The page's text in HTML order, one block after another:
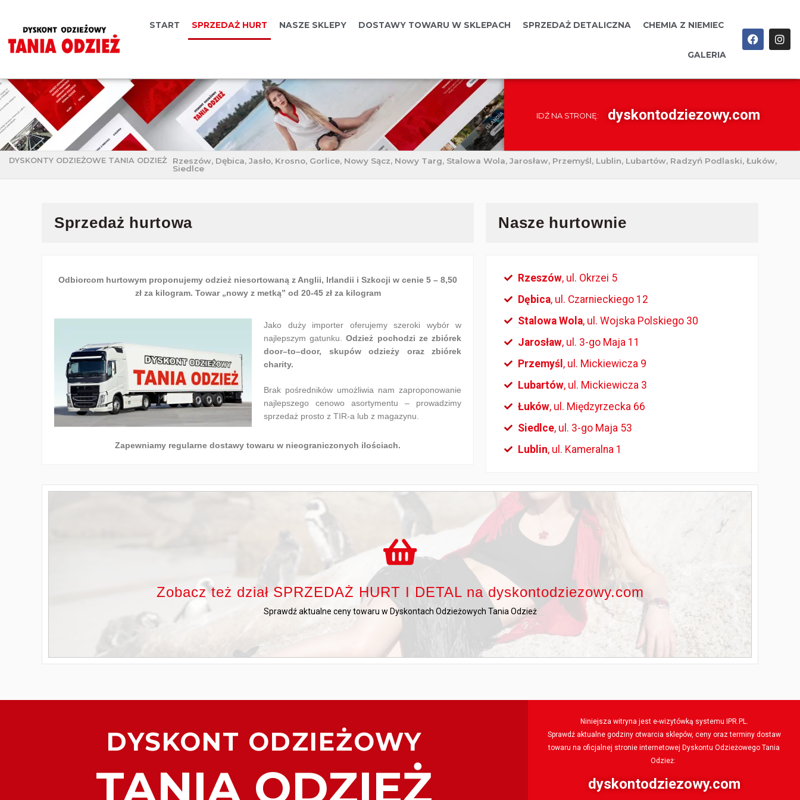
START SPRZEDAŻ HURT NASZE SKLEPY DOSTAWY TOWARU W SKLEPACH SPRZEDAŻ DETALICZNA CHEMIA Z NIEMIEC
GALERIA
IDŹ NA STRONĘ: dyskontodziezowy.com
DYSKONTY ODZIEŻOWE TANIA ODZIEŻ
Rzeszów, Dębica, Jasło, Krosno, Gorlice, Nowy Sącz, Nowy Targ, Stalowa Wola, Jarosław, Przemyśl, Lublin, Lubartów, Radzyń Podlaski, Łuków,
Siedlce
Sprzedaż hurtowa
Odbiorcom hurtowym proponujemy odzież niesortowaną z Anglii, Irlandii i Szkocji w cenie 5 – 8,50
zł za kilogram. Towar „nowy z metką” od 20-45 zł za kilogram
Jako duży importer oferujemy szeroki wybór w
najlepszym gatunku.Odzież pochodzi ze zbiórek
door–to–door, skupów odzieży oraz zbiórek
charity.
Brak pośredników umożliwia nam zaproponowanie
najlepszego cenowo asortymentu – prowadzimy
sprzedaż prosto z TIR-a lub z magazynu.
Zapewniamy regularne dostawy towaru w nieograniczonych ilościach.
Nasze hurtownie
Rzeszów, ul. Okrzei 5
Dębica, ul. Czarnieckiego 12
Stalowa Wola, ul. Wojska Polskiego 30
Jarosław, ul. 3-go Maja 11
Przemyśl , ul. Mickiewicza 9
Lubartów, ul. Mickiewicza 3
Łuków, ul. Międzyrzecka 66
Siedlce, ul. 3-go Maja 53
Lublin, ul. Kameralna 1
Zobacz też dział SPRZEDAŻ HURT I DETAL na dyskontodziezowy.com
Sprawdź aktualne ceny towaru w Dyskontach Odzieżowych Tania Odzież
Sprawdź dział SPRZEDAŻ HURT I DETAL
Sprawdź aktualne ceny towaru w dyskontach odzieżowych Tania Odzież
SPRAWDŹ
DYSKONT ODZIEŻOWY
TANIA ODZIEŻ
Niniejsza witryna jest e-wizytówką systemu IPR.PL.
Sprawdź aktualne godziny otwarcia sklepów, ceny oraz terminy dostaw
towaru na oficjalnej stronie internetowej Dyskontu Odzieżowego Tania
Odzież:
dyskontodziezowy.com